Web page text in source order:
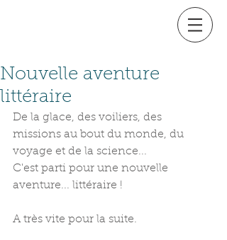
Nouvelle aventure
littéraire
De la glace, des voiliers, des
missions au bout du monde, du
voyage et de la science...
C'est parti pour une nouvelle
aventure... littéraire !
A très vite pour la suite.